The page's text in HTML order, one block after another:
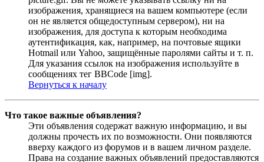
изображения, хранящиеся на вашем компьютере (если
он не является общедоступным сервером), ни на
изображения, для доступа к которым необходима
аутентификация, как, например, на почтовые ящики
Hotmail или Yahoo, защищённые паролями сайты и т. п.
Для указания ссылок на изображения используйте в
сообщениях тег BBCode [img].
Вернуться к началу
Что такое важные объявления?
Эти объявления содержат важную информацию, и вы
должны прочесть их по возможности. Они появляются
вверху каждого из форумов и в вашем личном разделе.
Права на создание важных объявлений предоставляются